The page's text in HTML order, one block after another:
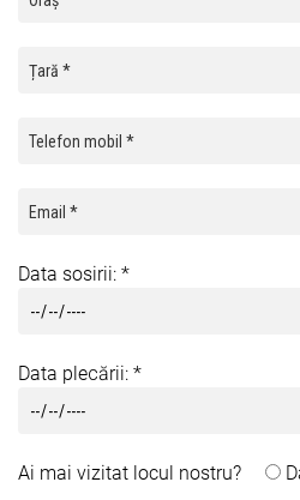
Data sosirii: *
Data plecării: *
Ai mai vizitat locul nostru?